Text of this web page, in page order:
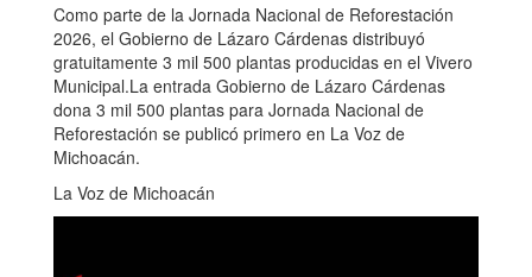
Como parte de la Jornada Nacional de Reforestación
2026, el Gobierno de Lázaro Cárdenas distribuyó
gratuitamente 3 mil 500 plantas producidas en el Vivero
Municipal.La entrada Gobierno de Lázaro Cárdenas
dona 3 mil 500 plantas para Jornada Nacional de
Reforestación se publicó primero en La Voz de
Michoacán.
La Voz de Michoacán